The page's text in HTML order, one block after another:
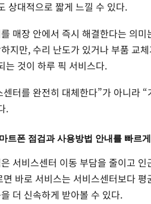
상대적으로 짧게 느낄 수 있다.
매장 안에서 즉시 해결한다는 의
지만, 수리 난도가 있거나 부품 교
는 것이 하루 픽 서비스다.
터를 완전히 대체한다”가 아니라
.
트폰 점검과 사용방법 안내를 빠르
서비스센터 이동 부담을 줄이고
바로 서비스는 서비스센터보다
더 신속하게 받아볼 수 있다.